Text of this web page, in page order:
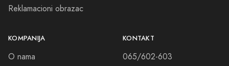
Reklamacioni obrazac
KOMPANIJA
O nama
KONTAKT
065/602-603